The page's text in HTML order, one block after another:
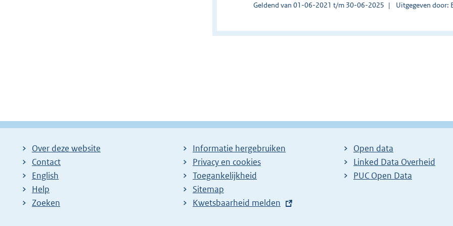
Geldend van 01-06-2021 t/m 30-06-2025 Uitgegeven door:
Over deze website
Contact
English
Help
Zoeken
Informatie hergebruiken
Privacy en cookies
Toegankelijkheid
Sitemap
E
Kwetsbaarheid melden
Open data
Linked Data Overheid
PUC Open Data